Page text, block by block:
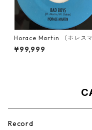
Horace Martin （ホレスマ
ティン） - Bad Boys【7'】
¥99,999
Record